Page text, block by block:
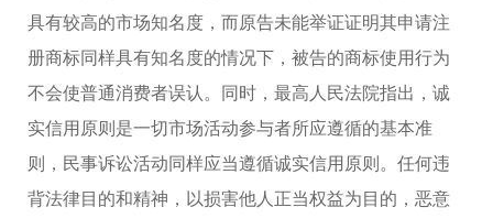
具有较高的市场知名度，而原告未能举证证明其申请注
册商标同样具有知名度的情况下，被告的商标使用行为
不会使普通消费者误认。同时，最高人民法院指出，诚
实信用原则是一切市场活动参与者所应遵循的基本准
则，民事诉讼活动同样应当遵循诚实信用原则。任何违
背法律目的和精神，以损害他人正当权益为目的，恶意